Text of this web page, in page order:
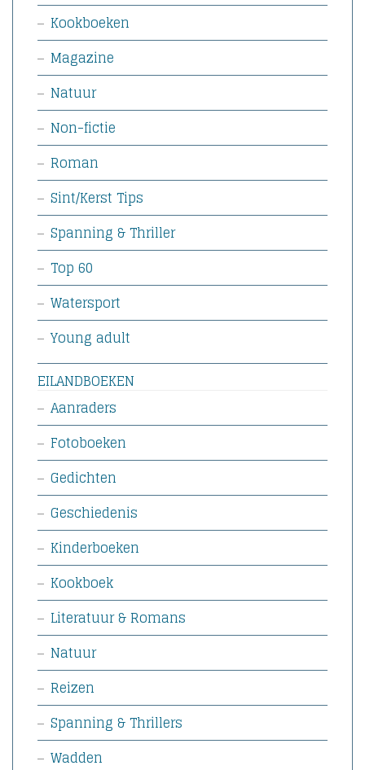
Kookboeken
Magazine
Natuur
Non-fictie
Roman
Sint/Kerst Tips
Spanning & Thriller
Top 60
Watersport
Young adult
EILANDBOEKEN
Aanraders
Fotoboeken
Gedichten
Geschiedenis
Kinderboeken
Kookboek
Literatuur & Romans
Natuur
Reizen
Spanning & Thrillers
Wadden